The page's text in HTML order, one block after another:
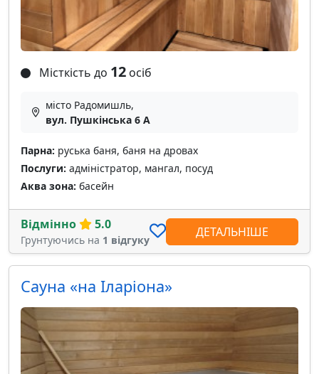
Місткість до 12 осіб
місто Радомишль,
вул. Пушкінська 6 А
Парна: руська баня, баня на дровах
Послуги: адміністратор, мангал, посуд
Аква зона: басейн
Відмінно 5.0
Грунтуючись на 1 відгуку
ДЕТАЛЬНІШЕ
Сауна «на Іларіона»